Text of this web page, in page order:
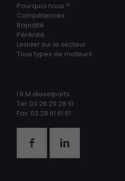
Pourquoi nous ?
Compétences
Rapidité
Pérénité
Leader sur le secteur
Tous types de moteurs
I.R.M dieselparts
Tel: 03 28 29 28 10
Fax: 03 28 61 61 61